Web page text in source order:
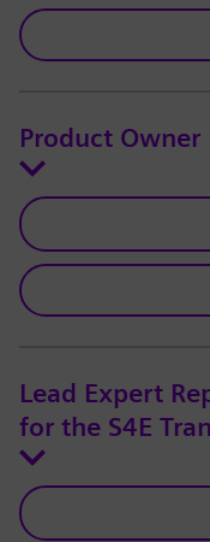
Product Owner
Lead Expert
for the S4E